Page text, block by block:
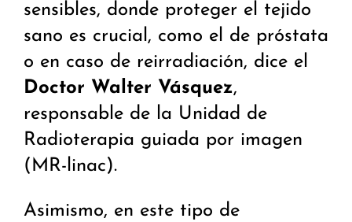
sensibles, donde proteger el tejido
sano es crucial, como el de próstata
o en caso de reirradiación, dice el
Doctor Walter Vásquez,
responsable de la Unidad de
Radioterapia guiada por imagen
(MR-linac).
Asimismo, en este tipo de